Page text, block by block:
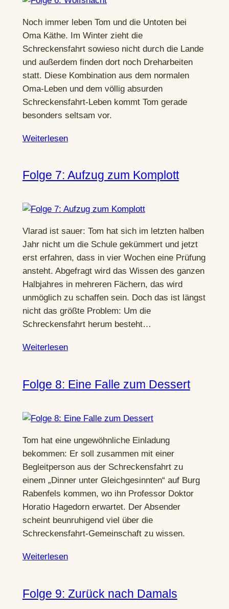
Noch immer leben Tom und die Untoten bei
Oma Käthe. Im Winter zieht die
Schreckensfahrt sowieso nicht durch die Lande
und außerdem finden dort noch Dreharbeiten
statt. Diese Kombination aus dem normalen
Oma-Leben und dem völlig absurden
Schreckensfahrt-Leben kommt Tom gerade
besonders seltsam vor.
Weiterlesen
Folge 7: Aufzug zum Komplott
Vlarad ist sauer: Tom hat sich im letzten halben
Jahr nicht um die Schule gekümmert und jetzt
erst erfahren, dass in vier Wochen eine Prüfung
ansteht. Abgefragt wird das Wissen des ganzen
Halbjahres in mehreren Fächern, das wird
unmöglich zu schaffen sein. Doch das ist längst
nicht das größte Problem: Um die
Schreckensfahrt herum besteht…
Weiterlesen
Folge 8: Eine Falle zum Dessert
Tom hat eine ungewöhnliche Einladung
bekommen: Er soll zusammen mit einer
Begleitperson aus der Schreckensfahrt zu
einem „Dinner unter Gleichgesinnten“ auf Burg
Rabenfels kommen, wo ihn Professor Doktor
Horatio Hagedorn erwartet. Der Absender
scheint beunruhigend viel über die
Schreckensfahrt-Gemeinschaft zu wissen.
Weiterlesen
Folge 9: Zurück nach Damals